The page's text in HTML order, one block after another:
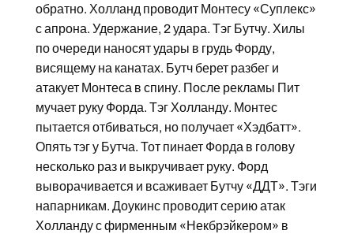
обратно. Холланд проводит Монтесу «Суплекс»
с апрона. Удержание, 2 удара. Тэг Бутчу. Хилы
по очереди наносят удары в грудь Форду,
висящему на канатах. Бутч берет разбег и
атакует Монтеса в спину. После рекламы Пит
мучает руку Форда. Тэг Холланду. Монтес
пытается отбиваться, но получает «Хэдбатт».
Опять тэг у Бутча. Тот пинает Форда в голову
несколько раз и выкручивает руку. Форд
выворачивается и всаживает Бутчу «ДДТ». Тэги
напарникам. Доукинс проводит серию атак
Холланду с фирменным «Некбрэйкером» в